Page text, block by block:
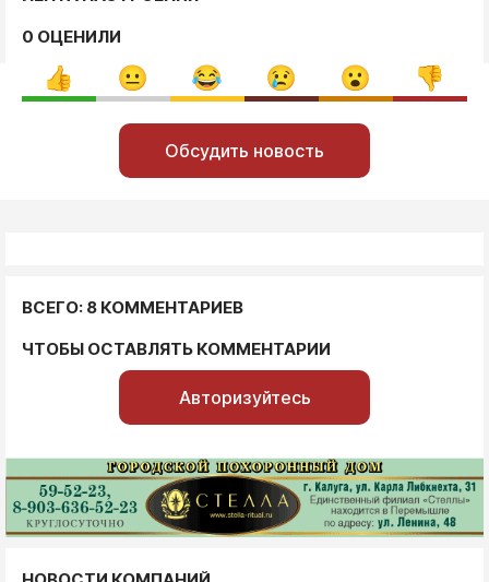
0 ОЦЕНИЛИ
Обсудить новость
ВСЕГО: 8 КОММЕНТАРИЕВ
ЧТОБЫ ОСТАВЛЯТЬ КОММЕНТАРИИ
Авторизуйтесь